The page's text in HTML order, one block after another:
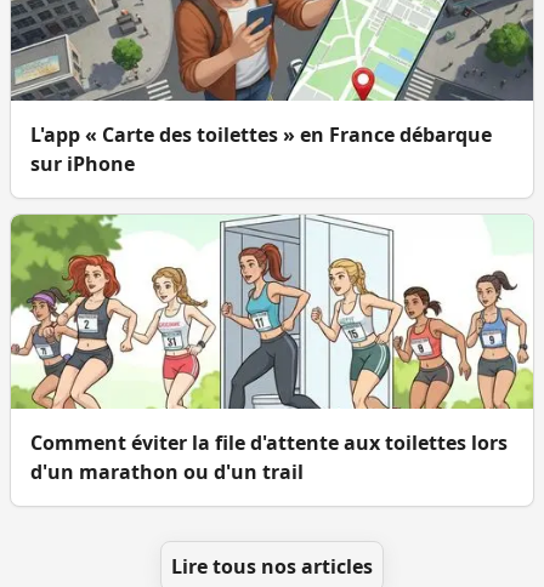
L'app « Carte des toilettes » en France débarque
sur iPhone
Comment éviter la file d'attente aux toilettes lors
d'un marathon ou d'un trail
Lire tous nos articles